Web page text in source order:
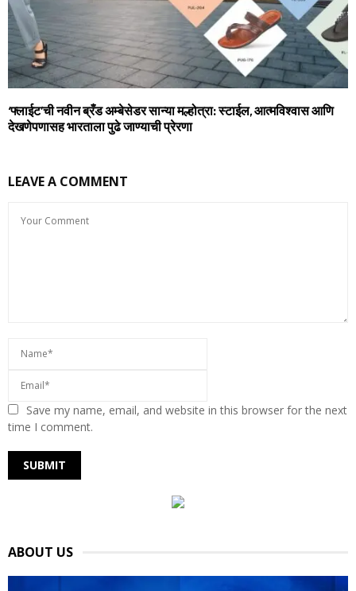
‘फ्लाईट’ची नवीन ब्रँड अम्बेसेडर सान्या मल्होत्रा: स्टाईल, आत्मविश्वास आणि
देखणेपणासह भारताला पुढे जाण्याची प्रेरणा
LEAVE A COMMENT
Save my name, email, and website in this browser for the next
time I comment.
ABOUT US